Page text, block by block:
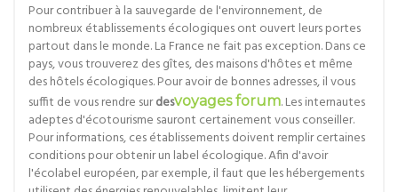
Pour contribuer à la sauvegarde de l'environnement, de
nombreux établissements écologiques ont ouvert leurs portes
partout dans le monde. La France ne fait pas exception. Dans ce
pays, vous trouverez des gîtes, des maisons d'hôtes et même
des hôtels écologiques. Pour avoir de bonnes adresses, il vous
suffit de vous rendre surdesvoyages forum. Les internautes
adeptes d'écotourisme sauront certainement vous conseiller.
Pour informations, ces établissements doivent remplir certaines
conditions pour obtenir un label écologique. Afin d'avoir
l'écolabel européen, par exemple, il faut que les hébergements